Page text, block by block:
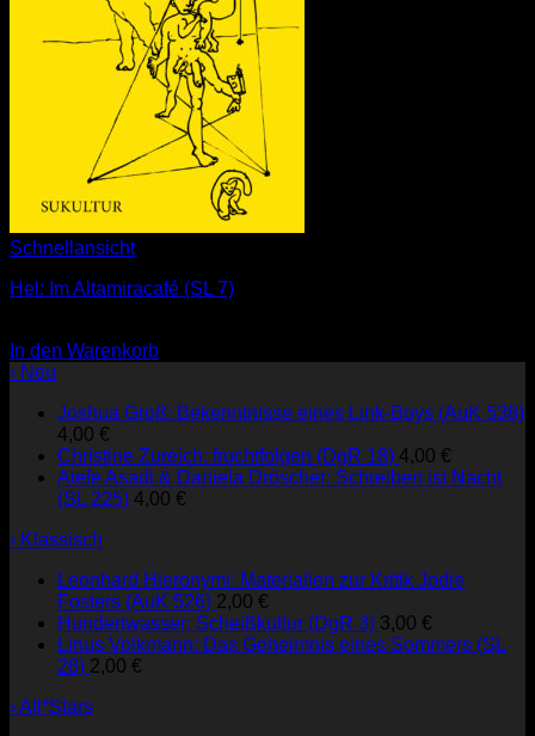
Schnellansicht
Hel: Im Altamiracafé (SL 7)
In den Warenkorb
› Neu
Joshua Groß: Bekenntnisse eines Link-Boys (AuK 538)
4,00 €
Christine Zureich: fruchtfolgen (DgR 18) 4,00 €
Atefe Asadi & Daniela Dröscher: Schreiben ist Nacht
(SL 225) 4,00 €
› Klassisch
Leonhard Hieronymi: Materialien zur Kritik Jodie
Fosters (AuK 526) 2,00 €
Hundertwasser: Scheißkultur (DgR 3) 3,00 €
Linus Volkmann: Das Geheimnis eines Sommers (SL
28) 2,00 €
› All*Stars